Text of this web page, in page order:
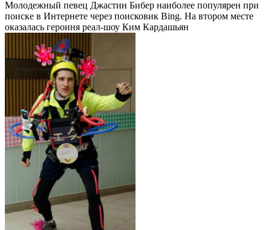
Молодежный певец Джастин Бибер наиболее популярен при
поиске в Интернете через поисковик Bing. На втором месте
оказалась героиня реал-шоу Ким Кардашьян